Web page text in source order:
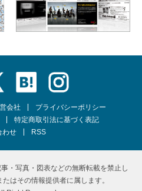
会社
プライバシーポリシー
特定商取引法に基づく表記
わせ
RSS
・写真・図表などの無断転載を禁止し
はその情報提供者に属します。